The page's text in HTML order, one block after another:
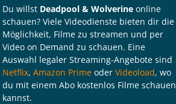
Du willst Deadpool & Wolverine online
schauen? Viele Videodienste bieten dir die
Möglichkeit, Filme zu streamen und per
Video on Demand zu schauen. Eine
Auswahl legaler Streaming-Angebote sind
Netflix, Amazon Prime oder Videoload, wo
du mit einem Abo kostenlos Filme schauen
kannst.